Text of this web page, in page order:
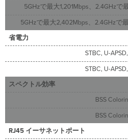
5GHzで最大1,201Mbps、2.4GHzで
5GHzで最大2,402Mbps、2.4GHzで
省電力
STBC, U-
STBC, U-
スペクトル効率
BSS
BSS
RJ45 イーサネットポート